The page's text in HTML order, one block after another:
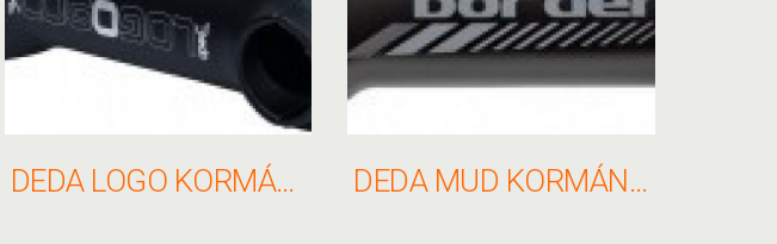
DEDA LOGO KORMÁNYFEJ 26X90MM 82 FEKETE(V.NYAK 11/8) DEDA MUD KORMÁNYFEJ 31.7X100MM 83 MATT FEKETE